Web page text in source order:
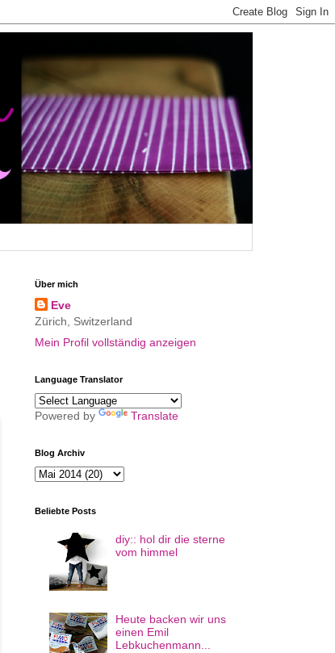
Über mich
Eve
Zürich, Switzerland
Mein Profil vollständig anzeigen
Language Translator
Powered by Translate
Blog Archiv
Beliebte Posts
diy:: hol dir die sterne
vom himmel
Heute backen wir uns
einen Emil
Lebkuchenmann...